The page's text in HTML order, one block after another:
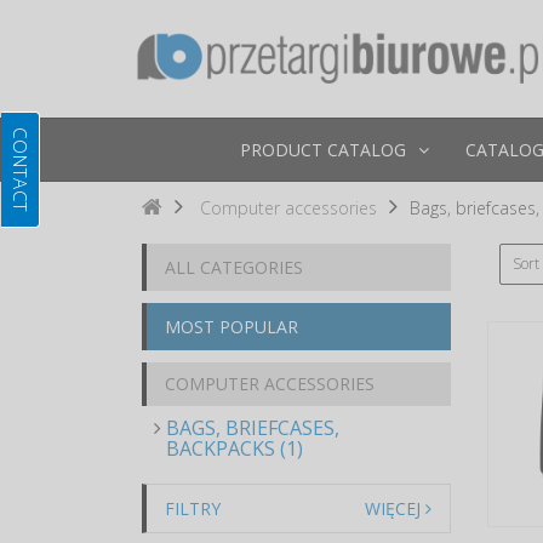
PRODUCT CATALOG
Computer accessories Bags,
ALL CATEGORIES
MOST POPULAR
COMPUTER ACCESSORIES
BAGS, BRIEFCASES,
BACKPACKS (1)
FILTRY WIĘCEJ
Sort